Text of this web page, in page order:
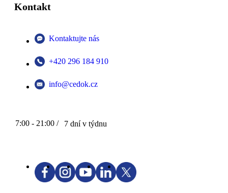
Kontakt
Kontaktujte nás
+420 296 184 910
info@cedok.cz
7:00 - 21:00 / 7 dní v týdnu